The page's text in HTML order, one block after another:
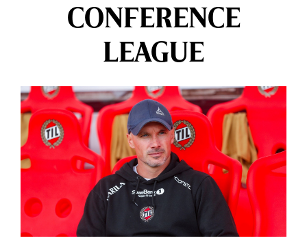
CONFERENCE
LEAGUE